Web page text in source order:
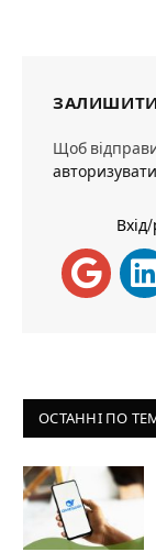
Щоб
ОСТАННІ ПО